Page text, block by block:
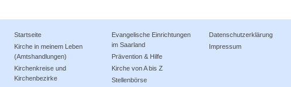
Startseite
Kirche in meinem Leben
(Amtshandlungen)
Kirchenkreise und
Kirchenbezirke
Evangelische Einrichtungen
im Saarland
Prävention & Hilfe
Kirche von A bis Z
Stellenbörse
Datenschutzerklärung
Impressum